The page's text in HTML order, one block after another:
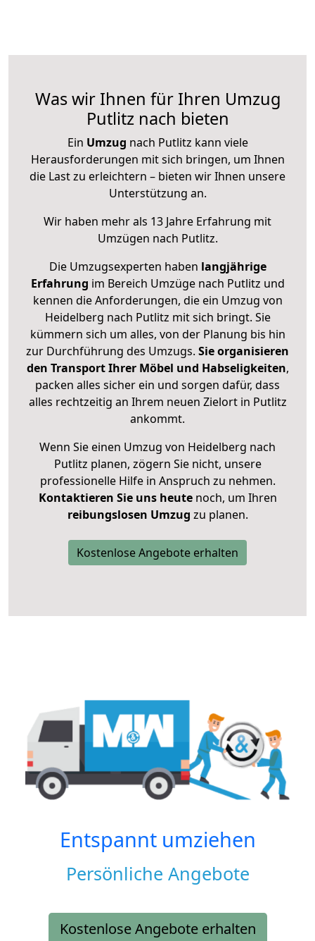
Was wir Ihnen für Ihren Umzug
Putlitz nach bieten
Ein Umzug nach Putlitz kann viele
Herausforderungen mit sich bringen, um Ihnen
die Last zu erleichtern – bieten wir Ihnen unsere
Unterstützung an.
Wir haben mehr als 13 Jahre Erfahrung mit
Umzügen nach Putlitz.
Die Umzugsexperten haben langjährige
Erfahrung im Bereich Umzüge nach Putlitz und
kennen die Anforderungen, die ein Umzug von
Heidelberg nach Putlitz mit sich bringt. Sie
kümmern sich um alles, von der Planung bis hin
zur Durchführung des Umzugs. Sie organisieren
den Transport Ihrer Möbel und Habseligkeiten,
packen alles sicher ein und sorgen dafür, dass
alles rechtzeitig an Ihrem neuen Zielort in Putlitz
ankommt.
Wenn Sie einen Umzug von Heidelberg nach
Putlitz planen, zögern Sie nicht, unsere
professionelle Hilfe in Anspruch zu nehmen.
Kontaktieren Sie uns heutenoch, um Ihren
reibungslosen Umzug zu planen.
Kostenlose Angebote erhalten
Entspannt umziehen
Persönliche Angebote
Kostenlose Angebote erhalten